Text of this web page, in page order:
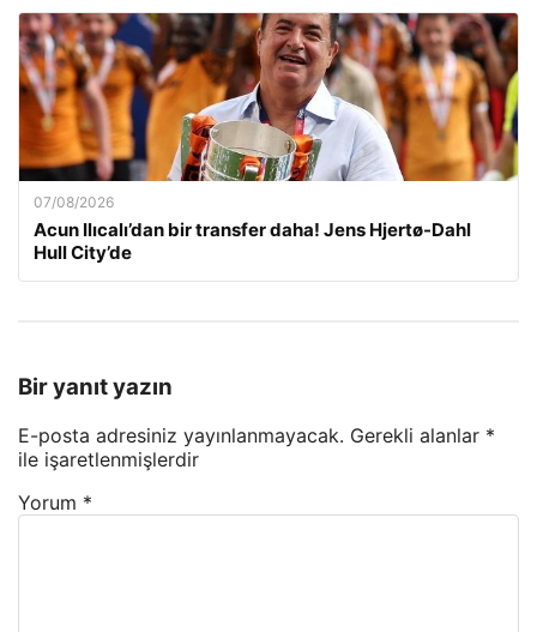
07/08/2026
Acun Ilıcalı’dan bir transfer daha! Jens Hjertø-Dahl
Hull City’de
Bir yanıt yazın
E-posta adresiniz yayınlanmayacak. Gerekli alanlar *
ile işaretlenmişlerdir
Yorum *